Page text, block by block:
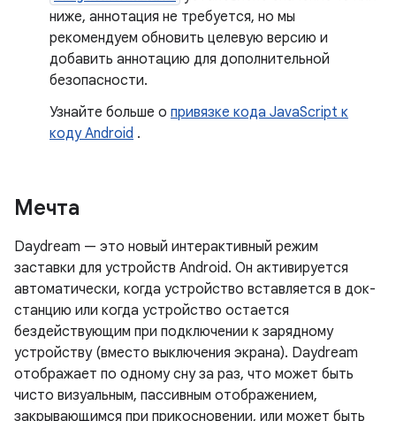
ниже, аннотация не требуется, но мы
рекомендуем обновить целевую версию и
добавить аннотацию для дополнительной
безопасности.
Узнайте больше о привязке кода JavaScript к
коду Android .
Мечта
Daydream — это новый интерактивный режим
заставки для устройств Android. Он активируется
автоматически, когда устройство вставляется в док-
станцию ​​или когда устройство остается
бездействующим при подключении к зарядному
устройству (вместо выключения экрана). Daydream
отображает по одному сну за раз, что может быть
чисто визуальным, пассивным отображением,
закрывающимся при прикосновении, или может быть